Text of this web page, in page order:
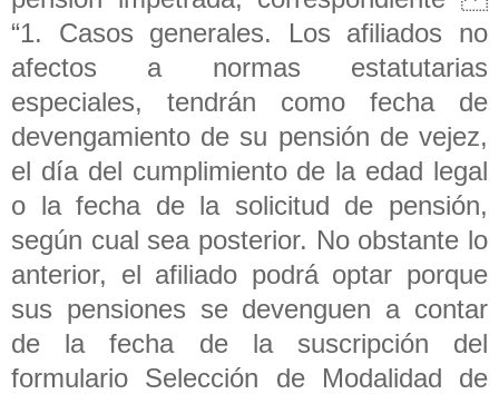
“1. Casos generales. Los afiliados no
afectos a normas estatutarias
especiales, tendrán como fecha de
devengamiento de su pensión de vejez,
el día del cumplimiento de la edad legal
o la fecha de la solicitud de pensión,
según cual sea posterior. No obstante lo
anterior, el afiliado podrá optar porque
sus pensiones se devenguen a contar
de la fecha de la suscripción del
formulario Selección de Modalidad de